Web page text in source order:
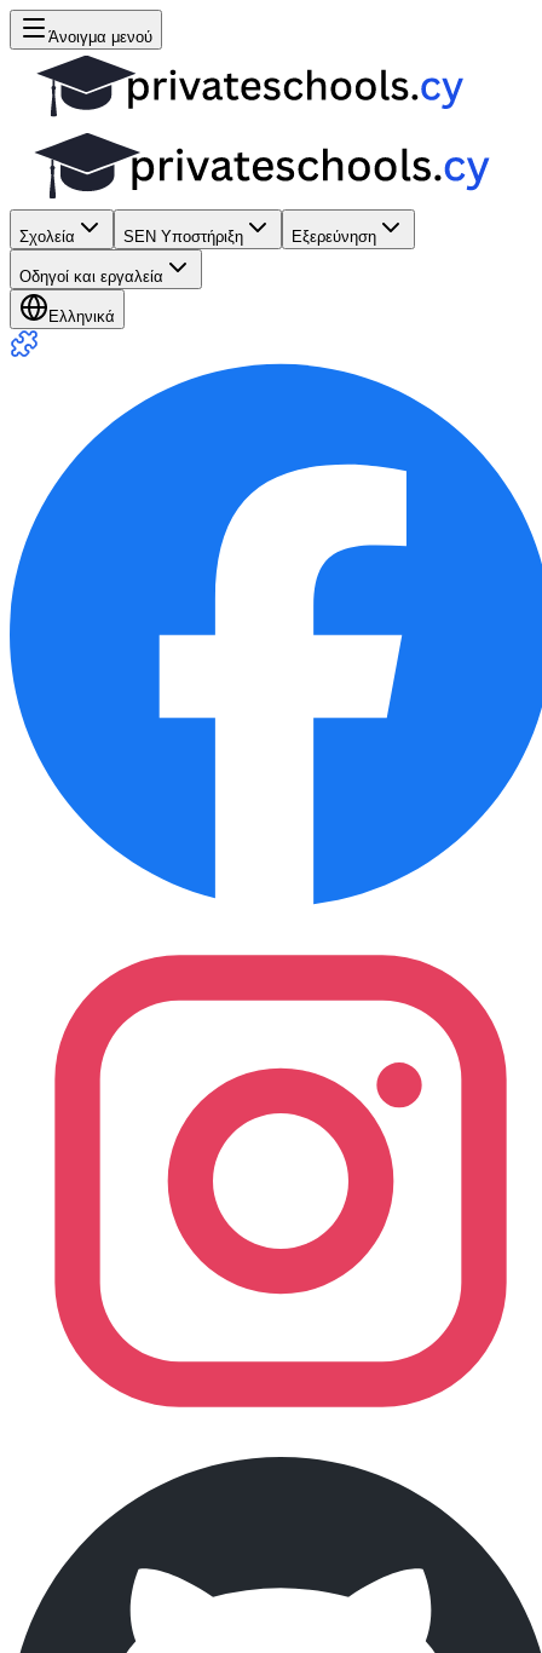
Άνοιγμα μενού
Σχολεία SEN Υποστήριξη Εξερεύνηση
Οδηγοί και εργαλεία
Ελληνικά